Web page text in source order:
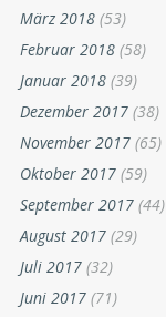
März 2018 (53)
Februar 2018 (58)
Januar 2018 (39)
Dezember 2017 (38)
November 2017 (65)
Oktober 2017 (59)
September 2017 (44)
August 2017 (29)
Juli 2017 (32)
Juni 2017 (71)